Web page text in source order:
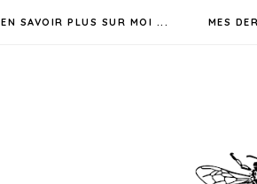
EN SAVOIR PLUS SUR MOI ... MES